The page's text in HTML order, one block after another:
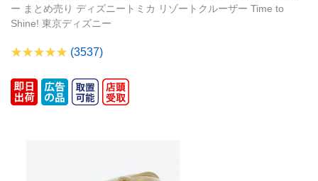
ー まとめ売り ディズニートミカ リゾートクルーザー Time to
Shine! 東京ディズニー
(3537)